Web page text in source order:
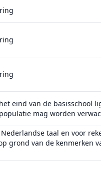
eind van de basisschool
mag worden
taal en voor
grond van de kenmerken